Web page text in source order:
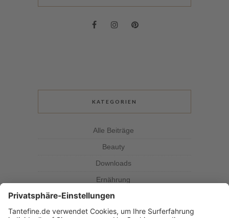
KATEGORIEN
Alle Beiträge
Beauty
Downloads
Ernährung
Kolumne
Kräuterkunde